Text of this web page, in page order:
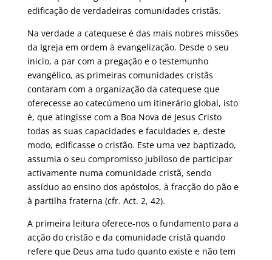
edificação de verdadeiras comunidades cristãs.
Na verdade a catequese é das mais nobres missões
da Igreja em ordem à evangelização. Desde o seu
inicio, a par com a pregação e o testemunho
evangélico, as primeiras comunidades cristãs
contaram com a organização da catequese que
oferecesse ao catecúmeno um itinerário global, isto
é, que atingisse com a Boa Nova de Jesus Cristo
todas as suas capacidades e faculdades e, deste
modo, edificasse o cristão. Este uma vez baptizado,
assumia o seu compromisso jubiloso de participar
activamente numa comunidade cristã, sendo
assíduo ao ensino dos apóstolos, à fracção do pão e
à partilha fraterna (cfr. Act. 2, 42).
A primeira leitura oferece-nos o fundamento para a
acção do cristão e da comunidade cristã quando
refere que Deus ama tudo quanto existe e não tem